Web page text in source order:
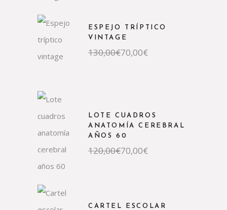
ESPEJO TRÍPTICO
VINTAGE
130,00€70,00€
LOTE CUADROS
ANATOMÍA CEREBRAL
AÑOS 60
120,00€70,00€
CARTEL ESCOLAR